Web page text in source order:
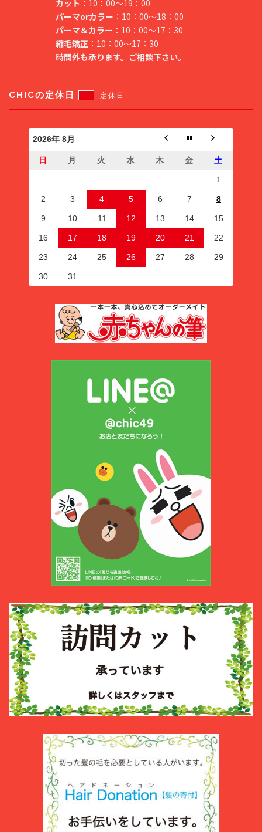
カット ：10：00～19：00
パーマorカラー ：10：00～18：00
パーマ＆カラー ：10：00～17：30
縮毛矯正 ：10：00～17：30
時間外も承ります。ご相談下さい。
CHICの定休日 定休日
2026年 8月
日 月 火 水 木 金 土
1
2 3 4 5 6 7 8
9 10 11 12 13 14 15
16 17 18 19 20 21 22
23 24 25 26 27 28 29
30 31